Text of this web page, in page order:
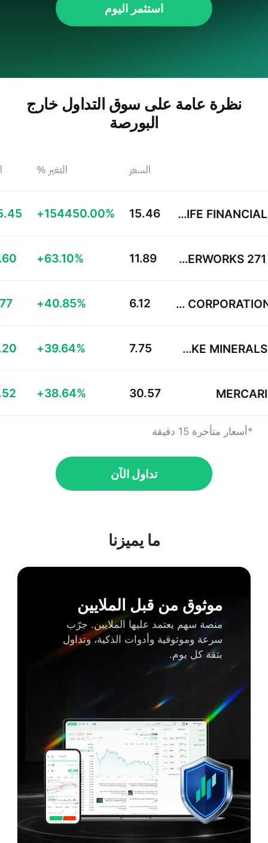
استثمر اليوم
نظرة عامة على سوق التداول خارج
البورصة
السعر التغير %
SUN LIFE FINANCIAL INC
15.46
+154450.00%
MASTERWORKS 271 LLC
11.89
+63.10%
OC OERLIKON CORPORATION AG
6.12
+40.85%
DIAMOND LAKE MINERALS INC
7.75
+39.64%
30.57
+38.64%
*أسعار متأخرة 15 دقيقة
تداول الآن
ما يميزنا
موثوق من قبل الملايين
منصة سهم يعتمد عليها الملايين. جرّب
سرعة وموثوقية وأدوات الذكية، وتداول
بثقة كل يوم.